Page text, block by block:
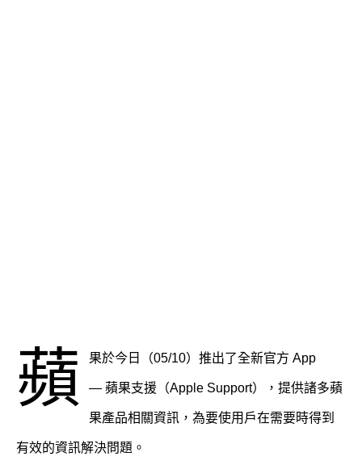
蘋 果於今日（05/10）推出了全新官方 App
— 蘋果支援（Apple Support），提供諸多蘋
果產品相關資訊，為要使用戶在需要時得到
有效的資訊解決問題。